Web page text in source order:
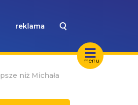
menu
reklama
niż Michała